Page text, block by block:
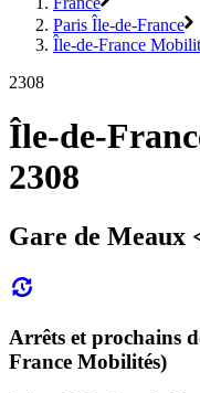
Paris Île-de-France
Île-de-France
2308
Île-de-
2308
Gare de Meaux
Arrêts et prochains
France Mobilités)